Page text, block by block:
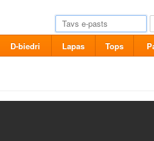
D-biedri Lapas Tops